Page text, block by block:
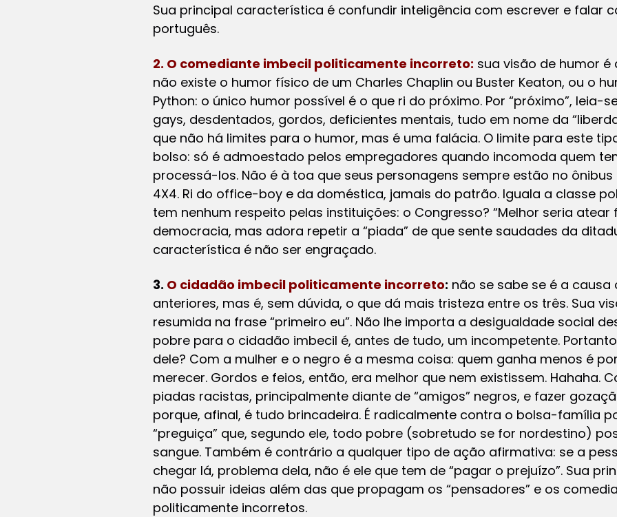
Sua principal característica é confundir inteligência com escrever e falar
português.
2. O comediante imbecil politicamente incorreto: sua visão de humor é
não existe o humor físico de um Charles Chaplin ou Buster Keaton, ou o
Python: o único humor possível é o que ri do próximo. Por “próximo”, leia-
gays, desdentados, gordos, deficientes mentais, tudo em nome da
que não há limites para o humor, mas é uma falácia. O limite para este
bolso: só é admoestado pelos empregadores quando incomoda quem
processá-los. Não é à toa que seus personagens sempre estão no
4X4. Ri do office-boy e da doméstica, jamais do patrão. Iguala a classe
tem nenhum respeito pelas instituições: o Congresso? “Melhor seria atear
democracia, mas adora repetir a “piada” de que sente saudades da
característica é não ser engraçado.
3. O cidadão imbecil politicamente incorreto: não se sabe se é a
anteriores, mas é, sem dúvida, o que dá mais tristeza entre os três. Sua
resumida na frase “primeiro eu”. Não lhe importa a desigualdade social
pobre para o cidadão imbecil é, antes de tudo, um incompetente.
dele? Com a mulher e o negro é a mesma coisa: quem ganha menos é
merecer. Gordos e feios, então, era melhor que nem existissem. Hahaha.
piadas racistas, principalmente diante de “amigos” negros, e fazer
porque, afinal, é tudo brincadeira. É radicalmente contra o bolsa-família
“preguiça” que, segundo ele, todo pobre (sobretudo se for nordestino)
sangue. Também é contrário a qualquer tipo de ação afirmativa: se a
chegar lá, problema dela, não é ele que tem de “pagar o prejuízo”. Sua
não possuir ideias além das que propagam os “pensadores” e os
politicamente incorretos.